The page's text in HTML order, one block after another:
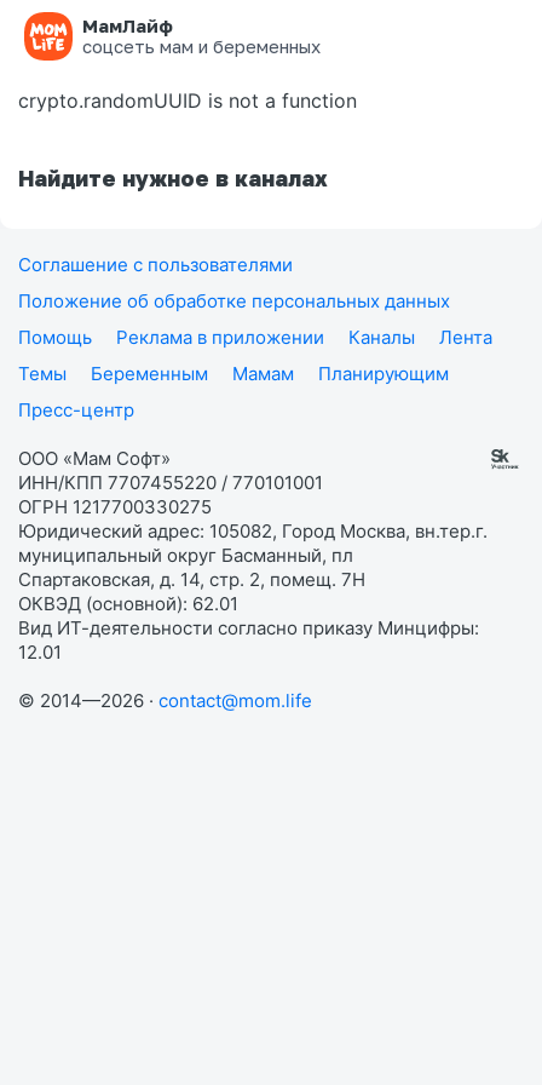
МамЛайф
соцсеть мам и беременных
Ошибка на странице
crypto.randomUUID is not a function
Найдите нужное в каналах
Соглашение с пользователями
Положение об обработке персональных данных
Помощь
Реклама в приложении Каналы
Лента
Темы
Беременным Мамам
Планирующим
Пресс-центр
ООО «Мам Софт»
ИНН/КПП 7707455220 / 770101001
ОГРН 1217700330275
Юридический адрес: 105082, Город Москва, вн.тер.г.
муниципальный округ Басманный, пл
Спартаковская, д. 14, стр. 2, помещ. 7Н
ОКВЭД (основной): 62.01
Вид ИТ-деятельности согласно приказу Минцифры:
12.01
© 2014—2026 · contact@mom.life